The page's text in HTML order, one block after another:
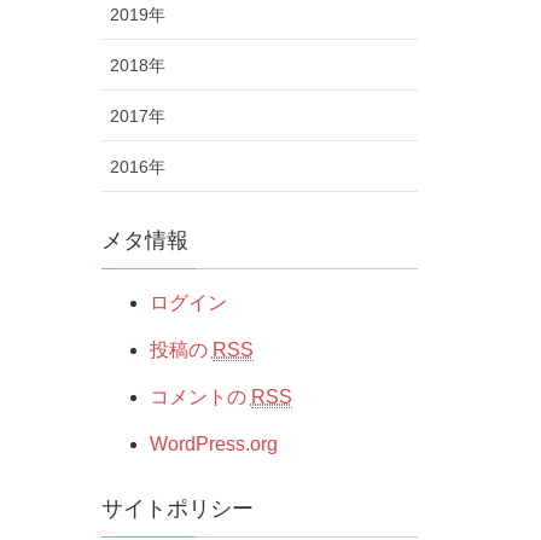
2019年
2018年
2017年
2016年
メタ情報
ログイン
投稿の RSS
コメントの RSS
WordPress.org
サイトポリシー